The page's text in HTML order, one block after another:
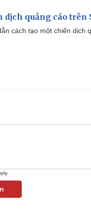
dịch quảng cáo trên
cách tạo một chiến dịch